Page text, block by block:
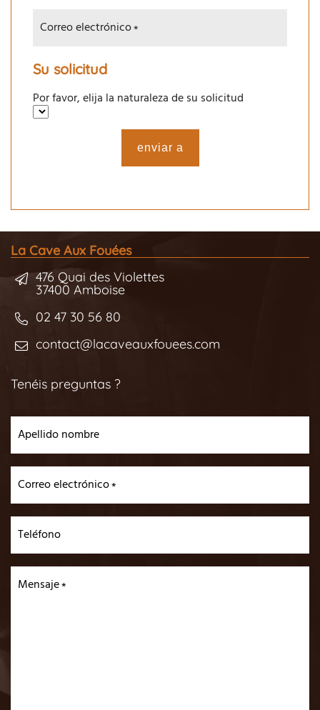
Correo electrónico
Su solicitud
Por favor, elija la naturaleza de su solicitud
enviar a
La Cave Aux Fouées
476 Quai des Violettes
37400 Amboise
02 47 30 56 80
contact@lacaveauxfouees.com
Tenéis preguntas ?
Apellido nombre
Correo electrónico
Teléfono
Mensaje